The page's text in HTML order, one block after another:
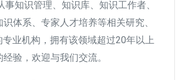
事知识管理、知识库、知识工作者、
识体系、专家人才培养等相关研究、
专业机构，拥有该领域超过20年以上
经验，欢迎与我们交流。